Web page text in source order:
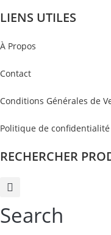
LIENS UTILES
À Propos
Contact
Conditions Générales de
Politique de confidentialité
RECHERCHER
Search